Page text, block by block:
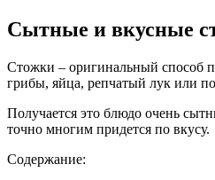
Сытные и вкусные
Стожки – оригинальный способ
грибы, яйца, репчатый лук или
Получается это блюдо очень
точно многим придется по вкусу.
Содержание: